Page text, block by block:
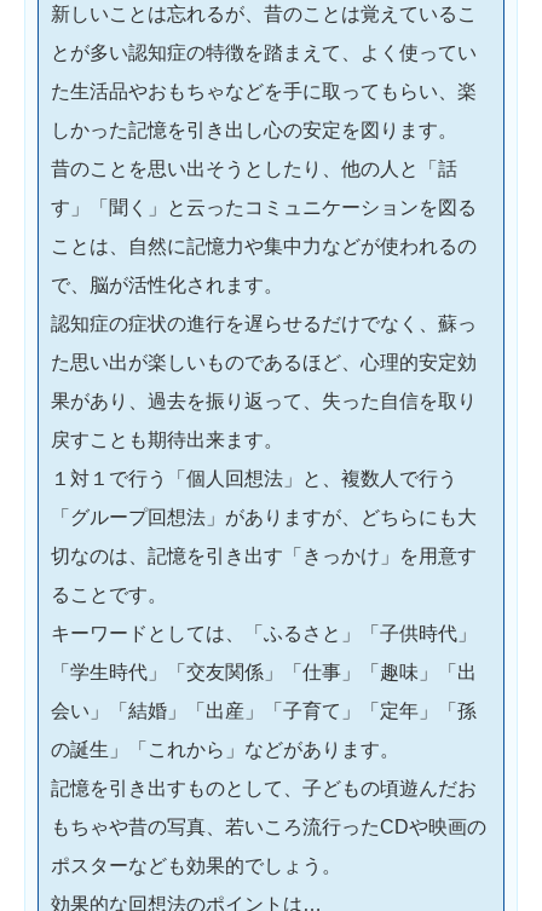
新しいことは忘れるが、昔のことは覚えているこ
とが多い認知症の特徴を踏まえて、よく使ってい
た生活品やおもちゃなどを手に取ってもらい、楽
しかった記憶を引き出し心の安定を図ります。
昔のことを思い出そうとしたり、他の人と「話
す」「聞く」と云ったコミュニケーションを図る
ことは、自然に記憶力や集中力などが使われるの
で、脳が活性化されます。
認知症の症状の進行を遅らせるだけでなく、蘇っ
た思い出が楽しいものであるほど、心理的安定効
果があり、過去を振り返って、失った自信を取り
戻すことも期待出来ます。
１対１で行う「個人回想法」と、複数人で行う
「グループ回想法」がありますが、どちらにも大
切なのは、記憶を引き出す「きっかけ」を用意す
ることです。
キーワードとしては、「ふるさと」「子供時代」
「学生時代」「交友関係」「仕事」「趣味」「出
会い」「結婚」「出産」「子育て」「定年」「孫
の誕生」「これから」などがあります。
記憶を引き出すものとして、子どもの頃遊んだお
もちゃや昔の写真、若いころ流行ったCDや映画の
ポスターなども効果的でしょう。
効果的な回想法のポイントは…